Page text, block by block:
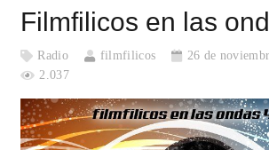
Filmfilicos en las
Radio filmfilicos
26 de
2.037